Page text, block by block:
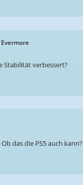
Stabilität verbessert?
das die PS5 auch kann?